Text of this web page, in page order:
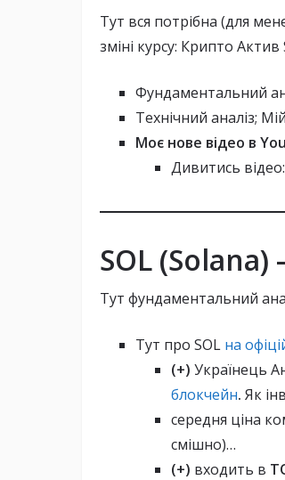
Тут вся потрібна (для
зміні курсу: Крипто Актив
Фундаментальний
Технічний аналіз;
Моє нове відео в
Дивитись відео:
SOL
Тут фундаментальний
Тут про SOL на
(+) Українець
блокчейн. Як
середня ціна
смішно)…
(+) входить в